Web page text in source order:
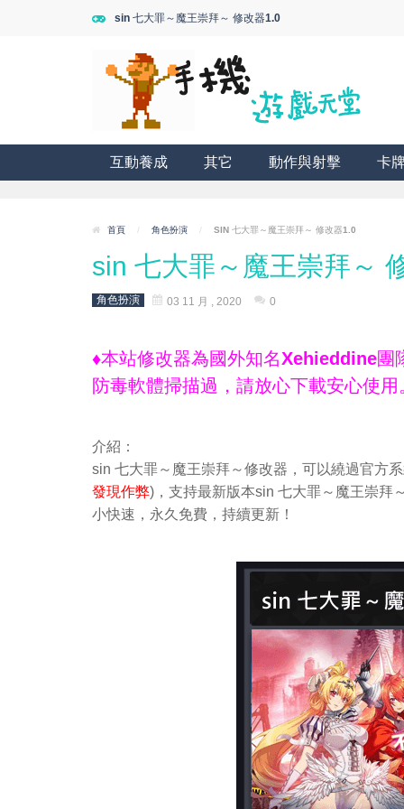
sin 七大罪～魔王崇拜～ 修改器1.0
互動養成 其它 動作與射擊 卡
首頁 / 角色扮演 / SIN 七大罪～魔王崇拜～ 修改器1.0
sin 七大罪～魔王崇拜～
角色扮演 03 11 月 , 2020 0
♦本站修改器為國外知名Xehieddine團
防毒軟體掃描過，請放心下載安心使用
介紹：
sin 七大罪～魔王崇拜～修改器，可以繞過官方
發現作弊)，支持最新版本sin 七大罪～魔王崇拜
小快速，永久免費，持續更新！